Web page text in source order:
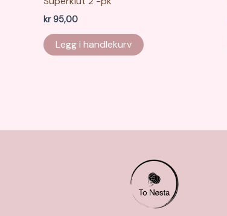
kr95,00
Legg i handlekurv